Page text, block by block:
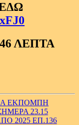
ΛΕΠΤΑ
ΕΚΠΟΜΠΗ
23.15
2025 ΕΠ.136